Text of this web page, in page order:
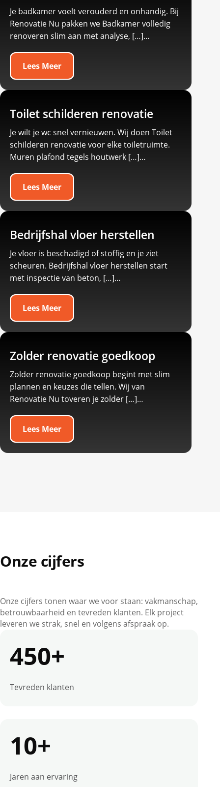
Je badkamer voelt verouderd en onhandig.​ Bij
Renovatie Nu pakken we Badkamer volledig
renoveren slim aan met analyse, […]…
Lees Meer
Toilet schilderen renovatie
Je wilt je wc snel vernieuwen.​ Wij doen Toilet
schilderen renovatie voor elke toiletruimte.​
Muren plafond tegels houtwerk […]…
Lees Meer
Bedrijfshal vloer herstellen
Je vloer is beschadigd of stoffig en je ziet
scheuren.​ Bedrijfshal vloer herstellen start
met inspectie van beton, […]…
Lees Meer
Zolder renovatie goedkoop
Zolder renovatie goedkoop begint met slim
plannen en keuzes die tellen.​ Wij van
Renovatie Nu toveren je zolder […]…
Lees Meer
Onze cijfers
Onze cijfers tonen waar we voor staan: vakmanschap,
betrouwbaarheid en tevreden klanten. Elk project
leveren we strak, snel en volgens afspraak op.
450+
Tevreden klanten
10+
Jaren aan ervaring